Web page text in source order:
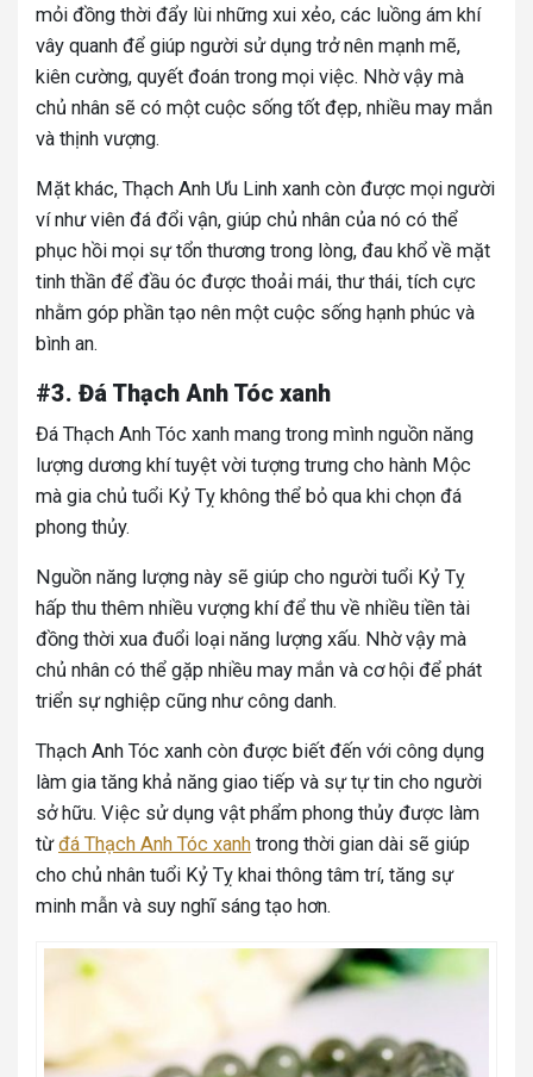
mỏi đồng thời đẩy lùi những xui xẻo, các luồng ám khí
vây quanh để giúp người sử dụng trở nên mạnh mẽ,
kiên cường, quyết đoán trong mọi việc. Nhờ vậy mà
chủ nhân sẽ có một cuộc sống tốt đẹp, nhiều may mắn
và thịnh vượng.
Mặt khác, Thạch Anh Ưu Linh xanh còn được mọi người
ví như viên đá đổi vận, giúp chủ nhân của nó có thể
phục hồi mọi sự tổn thương trong lòng, đau khổ về mặt
tinh thần để đầu óc được thoải mái, thư thái, tích cực
nhằm góp phần tạo nên một cuộc sống hạnh phúc và
bình an.
#3. Đá Thạch Anh Tóc xanh
Đá Thạch Anh Tóc xanh mang trong mình nguồn năng
lượng dương khí tuyệt vời tượng trưng cho hành Mộc
mà gia chủ tuổi Kỷ Tỵ không thể bỏ qua khi chọn đá
phong thủy.
Nguồn năng lượng này sẽ giúp cho người tuổi Kỷ Tỵ
hấp thu thêm nhiều vượng khí để thu về nhiều tiền tài
đồng thời xua đuổi loại năng lượng xấu. Nhờ vậy mà
chủ nhân có thể gặp nhiều may mắn và cơ hội để phát
triển sự nghiệp cũng như công danh.
Thạch Anh Tóc xanh còn được biết đến với công dụng
làm gia tăng khả năng giao tiếp và sự tự tin cho người
sở hữu. Việc sử dụng vật phẩm phong thủy được làm
từđá Thạch Anh Tóc xanh trong thời gian dài sẽ giúp
cho chủ nhân tuổi Kỷ Tỵ khai thông tâm trí, tăng sự
minh mẫn và suy nghĩ sáng tạo hơn.